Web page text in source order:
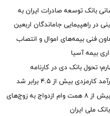
بانک توسعه صادرات ایران به
در راهپیمایی جاماندگان اربعین
فنی بیمه‌های اموال و انتصاب
بیمه آسیا
تحول بانک دی در کارنامه
بیش از ۴.۵ برابر شد
پرداخت بیش از ۸ همت وام ازدواج به زوج‌های
ملی ایران